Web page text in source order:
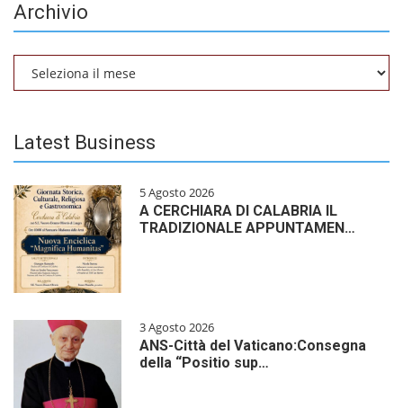
Archivio
Latest Business
5 Agosto 2026
A CERCHIARA DI CALABRIA IL
TRADIZIONALE APPUNTAMEN…
3 Agosto 2026
ANS-Città del Vaticano:Consegna
della “Positio sup…